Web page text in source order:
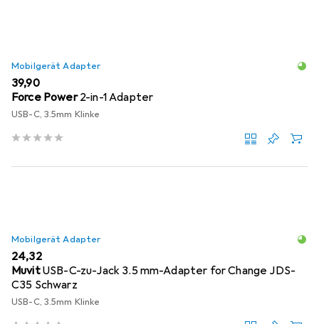
Mobilgerät Adapter
EUR
39,90
Force Power 2-in-1 Adapter
USB-C, 3.5mm Klinke
Mobilgerät Adapter
EUR
24,32
MuvitUSB-C-zu-Jack 3.5 mm-Adapter for Change JDS-
C35 Schwarz
USB-C, 3.5mm Klinke